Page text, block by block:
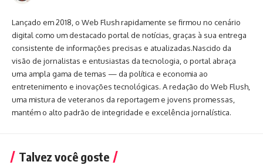
Lançado em 2018, o Web Flush rapidamente se firmou no cenário
digital como um destacado portal de notícias, graças à sua entrega
consistente de informações precisas e atualizadas.Nascido da
visão de jornalistas e entusiastas da tecnologia, o portal abraça
uma ampla gama de temas — da política e economia ao
entretenimento e inovações tecnológicas. A redação do Web Flush,
uma mistura de veteranos da reportagem e jovens promessas,
mantém o alto padrão de integridade e excelência jornalística.
Talvez você goste